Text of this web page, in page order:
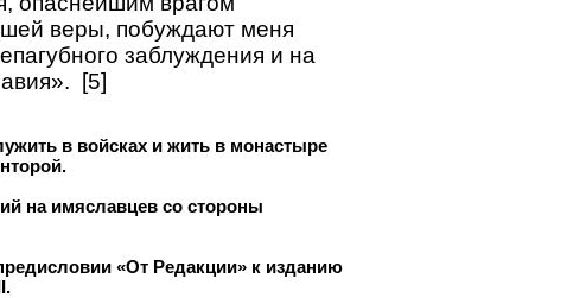
веры, побуждают меня
заблуждения и на
[5]
в войсках и жить в монастыре
на имяславцев со стороны
«От Редакции» к изданию